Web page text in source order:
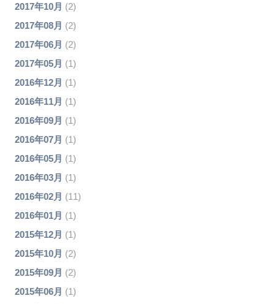
2017年10月 (2)
2017年08月 (2)
2017年06月 (2)
2017年05月 (1)
2016年12月 (1)
2016年11月 (1)
2016年09月 (1)
2016年07月 (1)
2016年05月 (1)
2016年03月 (1)
2016年02月 (11)
2016年01月 (1)
2015年12月 (1)
2015年10月 (2)
2015年09月 (2)
2015年06月 (1)